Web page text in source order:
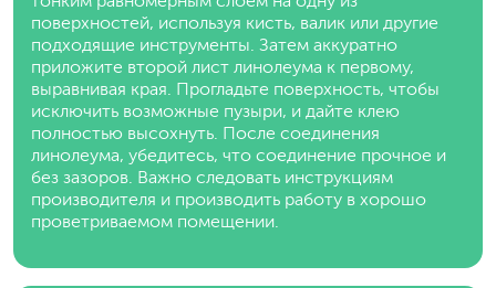
поверхностей, используя кисть, валик или другие
подходящие инструменты. Затем аккуратно
приложите второй лист линолеума к первому,
выравнивая края. Прогладьте поверхность, чтобы
исключить возможные пузыри, и дайте клею
полностью высохнуть. После соединения
линолеума, убедитесь, что соединение прочное и
без зазоров. Важно следовать инструкциям
производителя и производить работу в хорошо
проветриваемом помещении.